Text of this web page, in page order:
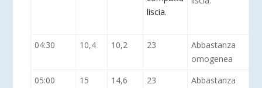
liscia.
04:30 10,4 10,2 23
Abbastanza
omogenea
05:00
15 14,6 23
Abbastanza